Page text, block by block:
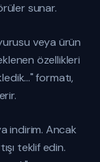
sunar.
veya ürün
özellikleri
formatı,
indirim. Ancak
teklif edin.